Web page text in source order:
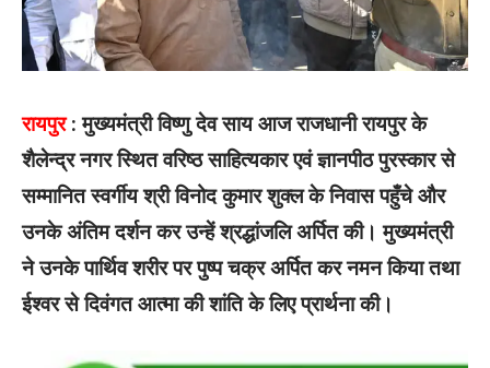
रायपुर: मुख्यमंत्री विष्णु देव साय आज राजधानी रायपुर के
शैलेन्द्र नगर स्थित वरिष्ठ साहित्यकार एवं ज्ञानपीठ पुरस्कार से
सम्मानित स्वर्गीय श्री विनोद कुमार शुक्ल के निवास पहुँचे और
उनके अंतिम दर्शन कर उन्हें श्रद्धांजलि अर्पित की। मुख्यमंत्री
ने उनके पार्थिव शरीर पर पुष्प चक्र अर्पित कर नमन किया तथा
ईश्वर से दिवंगत आत्मा की शांति के लिए प्रार्थना की।